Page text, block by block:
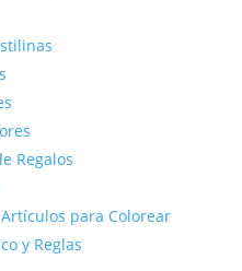
Regalos
para Colorear
y Reglas